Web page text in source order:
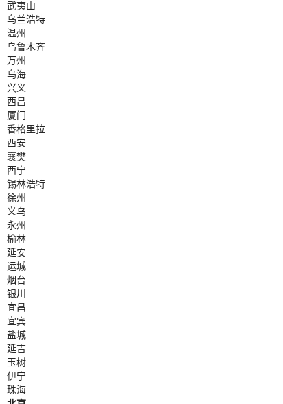
武夷山
乌兰浩特
温州
乌鲁木齐
万州
乌海
兴义
西昌
厦门
香格里拉
西安
襄樊
西宁
锡林浩特
徐州
义乌
永州
榆林
延安
运城
烟台
银川
宜昌
宜宾
盐城
延吉
玉树
伊宁
珠海